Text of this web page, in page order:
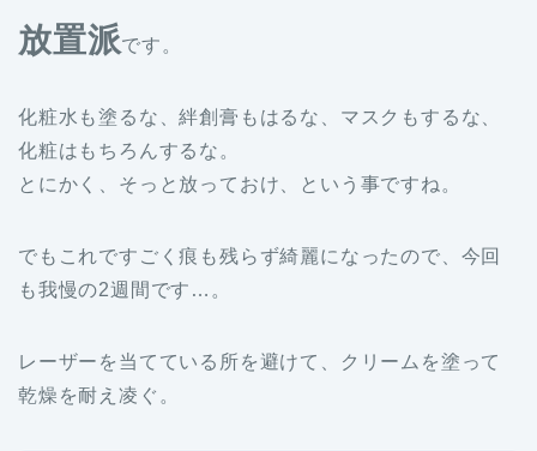
放置派です。
化粧水も塗るな、絆創膏もはるな、マスクもするな、
化粧はもちろんするな。
とにかく、そっと放っておけ、という事ですね。
でもこれですごく痕も残らず綺麗になったので、今回
も我慢の2週間です…。
レーザーを当てている所を避けて、クリームを塗って
乾燥を耐え凌ぐ。